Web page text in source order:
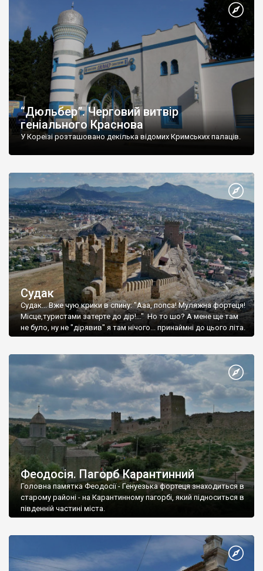
“Дюльбер”. Черговий витвір
геніального Краснова
У Кореїзі розташовано декілька відомих Кримських палаців.
Судак
Судак... Вже чую крики в спину: "Ааа, попса! Муляжна фортеця!
Місце,туристами затерте до дір!..." Но то шо? А мене ще там
не було, ну не "дірявив" я там нічого... принаймні до цього літа.
Феодосія. Пагорб Карантинний
Головна памятка Феодосії - Генуезька фортеця знаходиться в
старому районі - на Карантинному пагорбі, який підноситься в
південній частині міста.